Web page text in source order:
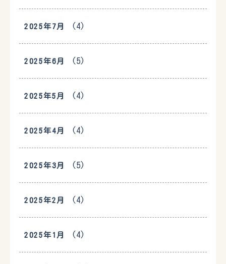
2025年7月 (4)
2025年6月 (5)
2025年5月 (4)
2025年4月 (4)
2025年3月 (5)
2025年2月 (4)
2025年1月 (4)